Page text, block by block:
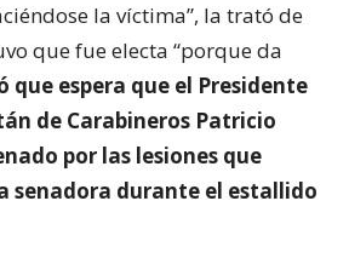
la víctima”, la trató de
que fue electa “porque da
que espera que el Presidente
de Carabineros Patricio
por las lesiones que
senadora durante el estallido